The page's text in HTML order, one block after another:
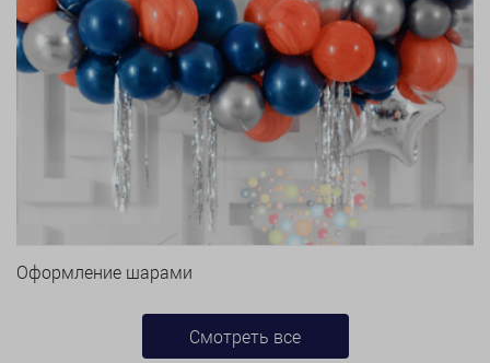
Оформление шарами
Смотреть все